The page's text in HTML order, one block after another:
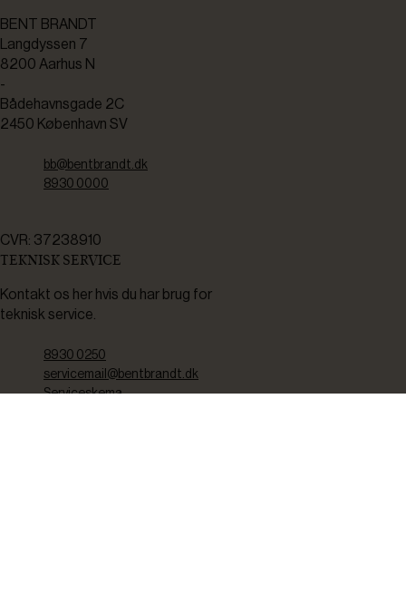
BENT BRANDT
Langdyssen 7
8200 Aarhus N
-
Bådehavnsgade 2C
2450 København SV
bb@bentbrandt.dk
8930 0000
CVR: 37238910
TEKNISK SERVICE
Kontakt os her hvis du har brug for
teknisk service.
8930 0250
servicemail@bentbrandt.dk
Serviceskema